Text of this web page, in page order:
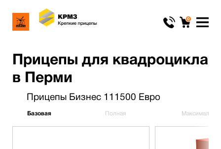
0
Прицепы для квадроцикла
в Перми
Прицепы Бизнес 111500 Евро
Базовая Полная Максимальная